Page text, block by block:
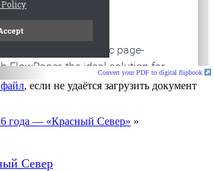
Convert your PDF to digital flipbook
, если не удаётся загрузить документ
года — «Красный Север» »
Cевер